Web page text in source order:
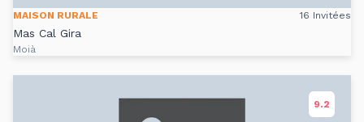
MAISON RURALE 16 Invitées
Mas Cal Gira
Moià
9.2